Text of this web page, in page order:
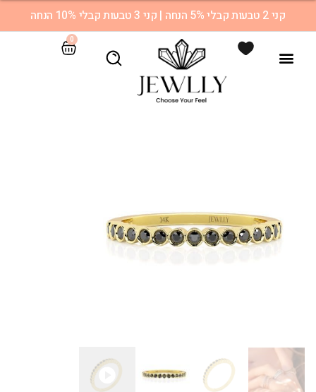
קני 2 טבעות קבלי 5% הנחה | קני 3 טבעות קבלי 10% הנחה
0